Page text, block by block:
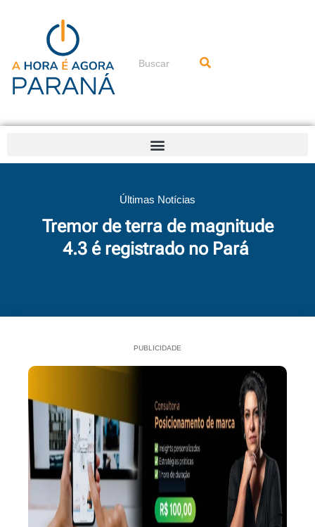
conteúdo
Pesquisar
Últimas Notícias
Tremor de terra de magnitude
4.3 é registrado no Pará
PUBLICIDADE